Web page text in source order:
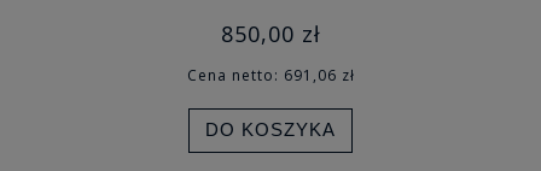
850,00 zł
Cena netto: 691,06 zł
DO KOSZYKA